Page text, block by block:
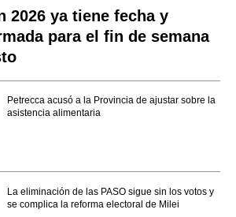
2026 ya tiene fecha y
para el fin de semana
Petrecca acusó a la Provincia de ajustar sobre la
asistencia alimentaria
La eliminación de las PASO sigue sin los votos y
se complica la reforma electoral de Milei